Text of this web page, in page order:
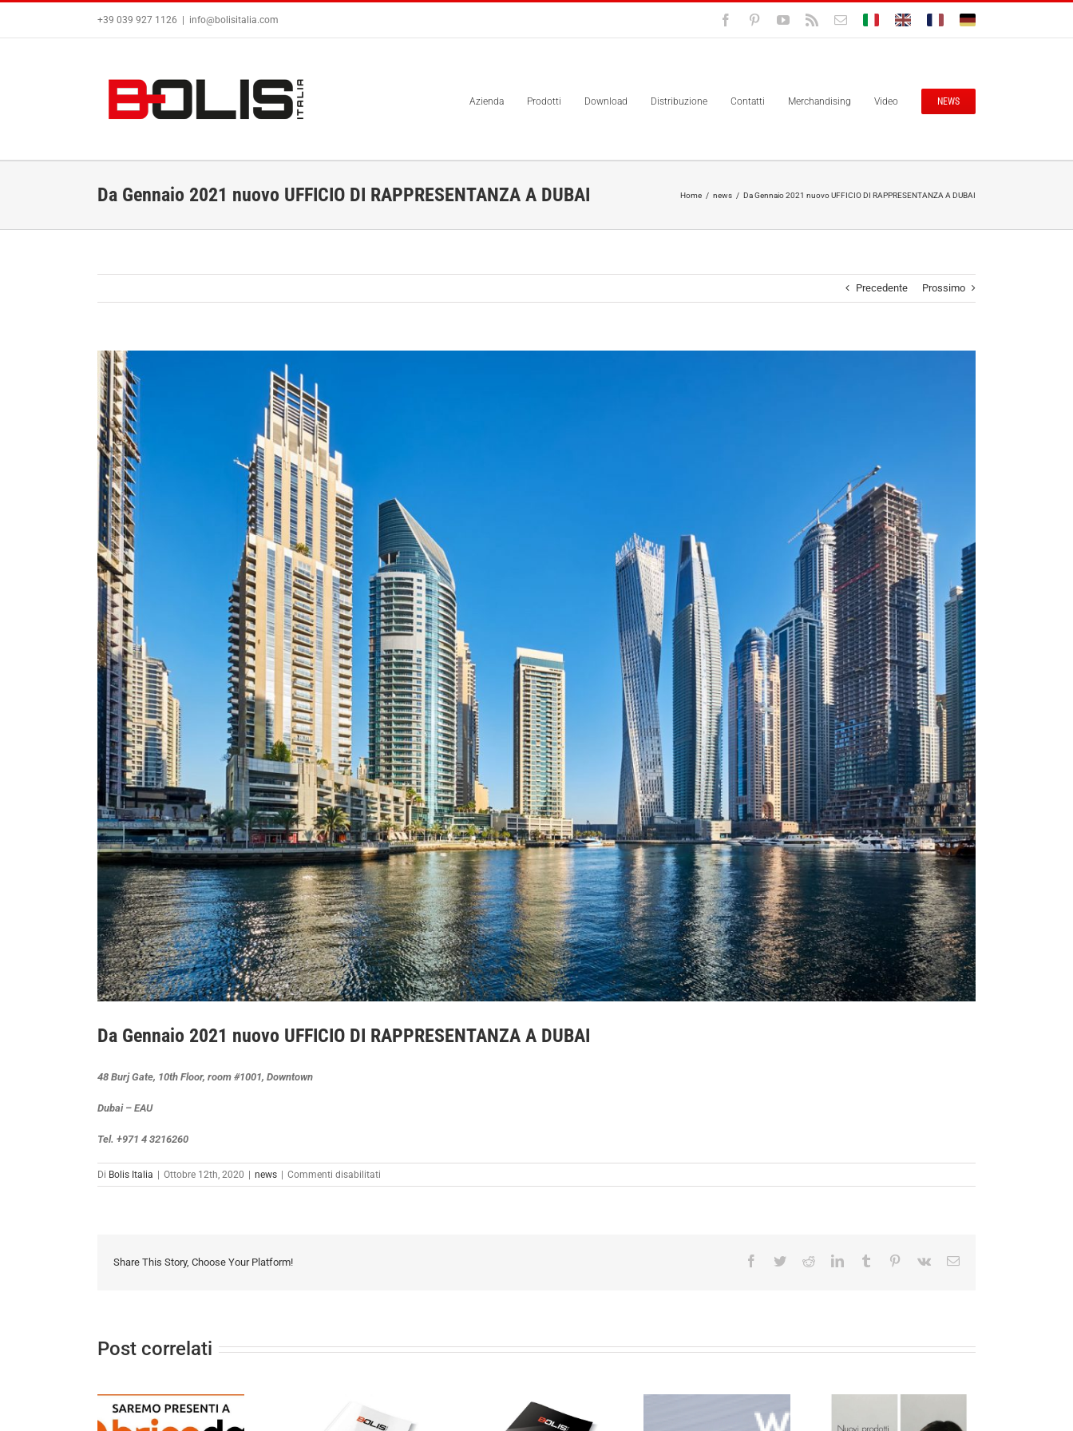
contenuto
+39 039 927 1126 info@bolisitalia.com FacebookPinterestYouTube
Rss EmailBolisitalia.itBolisitalia.com
Bolisitalia.frBolisitalia.de
Azienda Prodotti Download Distribuzione Contatti Merchandising Video NEWS
Da Gennaio 2021 nuovo UFFICIO DI RAPPRESENTANZA A DUBAI Home / news / Da Gennaio 2021 nuovo UFFICIO DI RAPPRESENTANZA A DUBAI
Precedente Prossimo
Ingrandisci
immagine
Da Gennaio 2021 nuovo UFFICIO DI RAPPRESENTANZA A DUBAI
48 Burj Gate, 10th Floor, room #1001, Downtown
Dubai – EAU
Tel. +971 4 3216260
Di Bolis Italia Ottobre 12th, 2020 news Commenti disabilitati
Da
Share This Story, Choose Your Platform! Facebook
TwitterRedditLinkedInTumblr Pinterest
Vk Email
Post correlati